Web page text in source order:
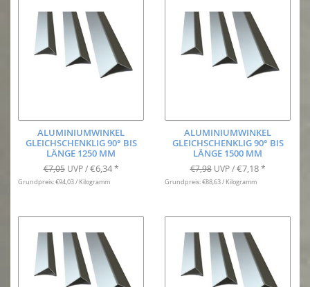
ALUMINIUMWINKEL
GLEICHSCHENKLIG 90° BIS
LÄNGE 1250 MM
€7,05 UVP /€6,34 *
Grundpreis: €94,03 / Kilogramm
ALUMINIUMWINKEL
GLEICHSCHENKLIG 90° BIS
LÄNGE 1500 MM
€7,98 UVP /€7,18 *
Grundpreis: €88,63 / Kilogramm